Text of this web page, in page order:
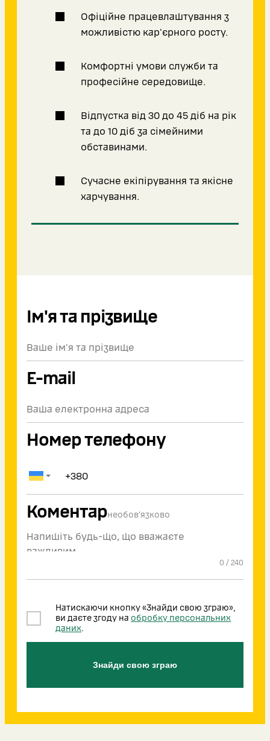
Офіційне працевлаштування з
можливістю кар'єрного росту.
Комфортні умови служби та
професійне середовище.
Відпустка від 30 до 45 діб на рік
та до 10 діб за сімейними
обставинами.
Сучасне екіпірування та якісне
харчування.
Ім'я та прізвище
E-mail
Номер телефону
Коментарнеобов'язково
0 / 240
Натискаючи кнопку «Знайди свою зграю»,
ви даєте згоду на обробку персональних
даних.
Знайди свою зграю